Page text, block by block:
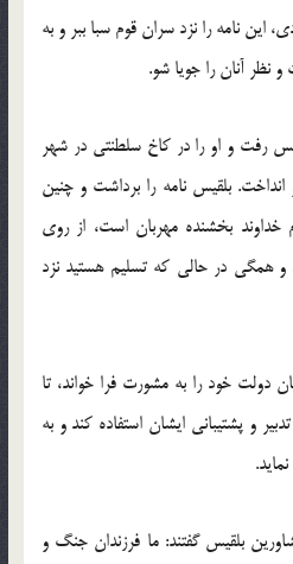
نامه را نزد سران قوم سبا ببر و به
نظر آنان را جویا شو.
رفت و او را در كاخ سلطنتی در شهر
بلقیس نامه را برداشت و چنین
خداوند بخشنده مهربان است، از روی
همگی در حالی كه تسلیم هستید نزد
دولت خود را به مشورت فرا خواند، تا
و پشتیبانی ایشان استفاده كند و به
بلقیس گفتند: ما فرزندان جنگ و